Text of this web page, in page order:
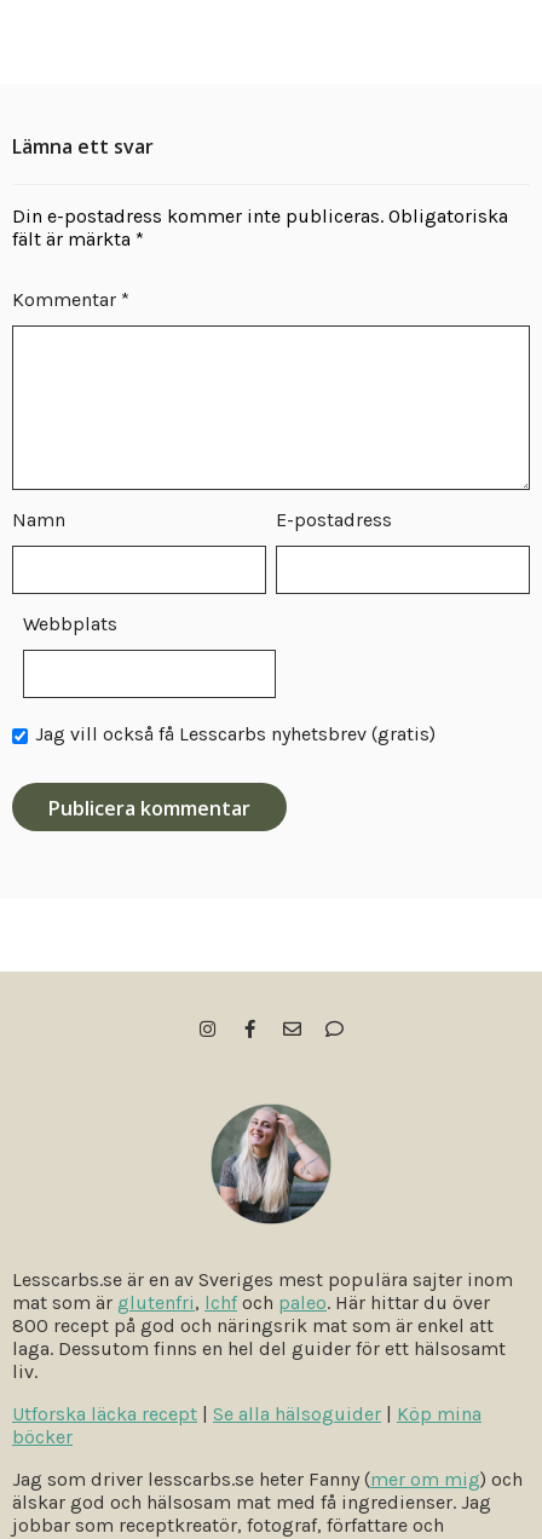
Lämna ett svar
Din e-postadress kommer inte publiceras. Obligatoriska
fält är märkta *
Kommentar *
Namn E-postadress
Webbplats
Jag vill också få Lesscarbs nyhetsbrev (gratis)
Lesscarbs.se är en av Sveriges mest populära sajter inom
mat som är glutenfri, lchfoch paleo. Här hittar du över
800 recept på god och näringsrik mat som är enkel att
laga. Dessutom finns en hel del guider för ett hälsosamt
liv.
Utforska läcka recept
Se alla hälsoguider
Köp mina
böcker
Jag som driver lesscarbs.se heter Fanny (mer om mig) och
älskar god och hälsosam mat med få ingredienser. Jag
jobbar som receptkreatör, fotograf, författare och